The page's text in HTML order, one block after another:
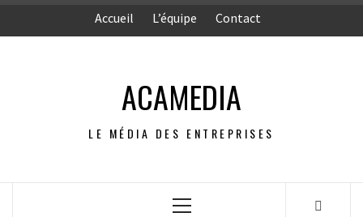
Accueil L’équipe Contact
ACAMEDIA
LE MÉDIA DES ENTREPRISES
Menu